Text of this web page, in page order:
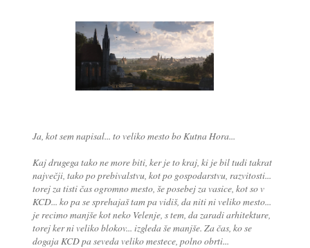
Ja, kot sem napisal... to veliko mesto bo Kutna Hora...
Kaj drugega tako ne more biti, ker je to kraj, ki je bil tudi takrat
največji, tako po prebivalstvu, kot po gospodarstvu, razvitosti...
torej za tisti čas ogromno mesto, še posebej za vasice, kot so v
KCD... ko pa se sprehajaš tam pa vidiš, da niti ni veliko mesto...
je recimo manjše kot neko Velenje, s tem, da zaradi arhitekture,
torej ker ni veliko blokov... izgleda še manjše. Za čas, ko se
dogaja KCD pa seveda veliko mestece, polno obrti...